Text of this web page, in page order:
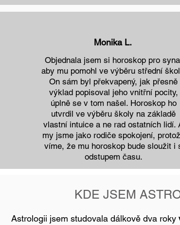
Monika L.
Objednala jsem si horoskop pro
aby mu pomohl ve výběru střední
On sám byl překvapený, jak přesně
výklad popisoval jeho vnitřní pocity,
úplně se v tom našel. Horoskop ho
utvrdil ve výběru školy na základě
vlastní intuice a ne rad ostatních lidí.
my jsme jako rodiče spokojení,
víme, že mu horoskop bude sloužit i
odstupem času.
KDE JSEM
Astrologii jsem studovala dálkově dva roky